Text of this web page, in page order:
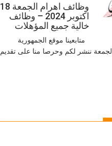
وظائف اهرام الجمعة 18
اكتوبر 2024 – وظائف
خالية جميع المؤهلات
متابعينا موقع الجمهورية
ننشر لكم وحرصا منا على تقديم